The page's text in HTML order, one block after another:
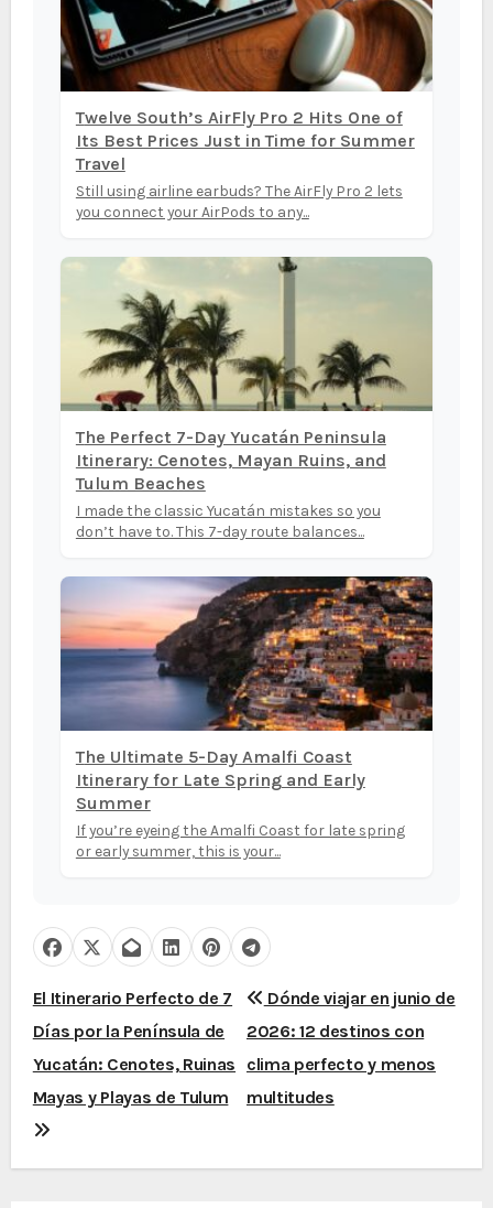
Twelve South’s AirFly Pro 2 Hits One of
Its Best Prices Just in Time for Summer
Travel
Still using airline earbuds? The AirFly Pro 2 lets
you connect your AirPods to any...
The Perfect 7-Day Yucatán Peninsula
Itinerary: Cenotes, Mayan Ruins, and
Tulum Beaches
I made the classic Yucatán mistakes so you
don’t have to. This 7-day route balances...
The Ultimate 5-Day Amalfi Coast
Itinerary for Late Spring and Early
Summer
If you’re eyeing the Amalfi Coast for late spring
or early summer, this is your...
N
a
v
e
g
El Itinerario Perfecto de 7
Días por la Península de
Yucatán: Cenotes, Ruinas
Mayas y Playas de Tulum
Dónde viajar en junio de
2026: 12 destinos con
clima perfecto y menos
multitudes